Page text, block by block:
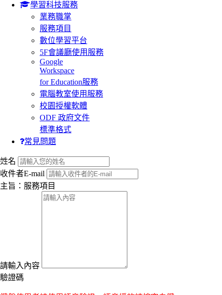
學習科技服務
業務職掌
服務項目
數位學習平台
5F會議廳使用服務
Google
Workspace
for Education服務
電腦教室使用服務
校園授權軟體
ODF 政府文件
標準格式
常見問題
:::
姓名
收件者E-mail
主旨：服務項目
請輸入內容
驗證碼